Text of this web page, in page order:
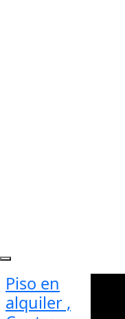
Piso en
alquiler ,